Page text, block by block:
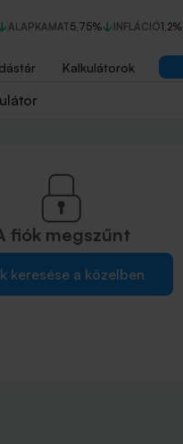
ALAPKAMAT5,75% INFLÁCIÓ1,2%
Kalkulátorok
fiók megszűnt
keresése a közelben